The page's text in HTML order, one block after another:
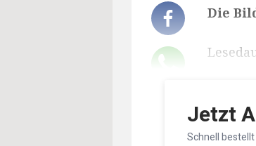
Die
Jetzt
Schnell